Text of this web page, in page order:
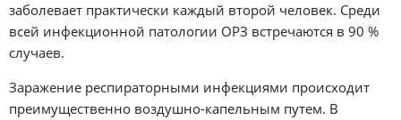
заболевает практически каждый второй человек. Среди
всей инфекционной патологии ОРЗ встречаются в 90 %
случаев.
Заражение респираторными инфекциями происходит
преимущественно воздушно-капельным путем. В